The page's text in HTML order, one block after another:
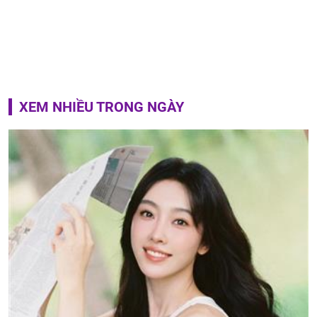
XEM NHIỀU TRONG NGÀY